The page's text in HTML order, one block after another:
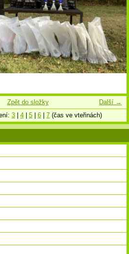
Další →
Zpět do složky
3 | 4 | 5 | 6 | 7 (čas ve vteřinách)